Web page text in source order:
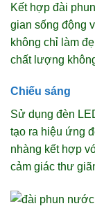
Kết hợp đài
gian sống động
không chỉ làm
chất lượng
Chiếu sáng
Sử dụng đèn
tạo ra hiệu ứng
nhàng kết hợp
cảm giác thư